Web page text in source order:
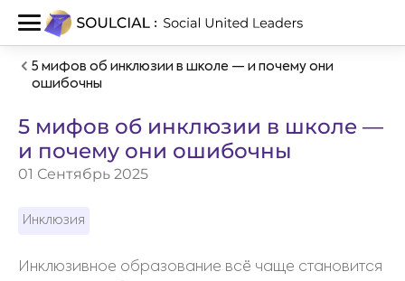
5 мифов об инклюзии в школе — и почему они
ошибочны
5 мифов об инклюзии в школе —
и почему они ошибочны
01 Сентябрь 2025
Инклюзия
Инклюзивное образование всё чаще становится